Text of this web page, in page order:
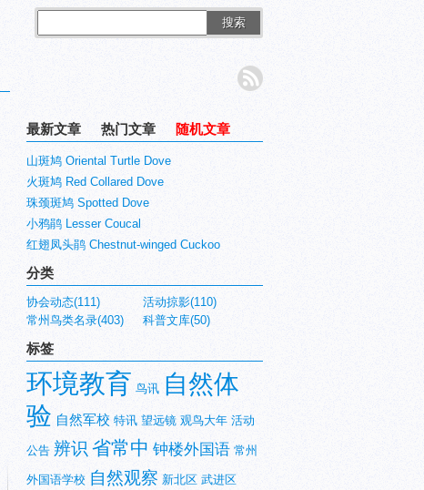
搜索
最新文章 热门文章 随机文章
山斑鸠 Oriental Turtle Dove
火斑鸠 Red Collared Dove
珠颈斑鸠 Spotted Dove
小鸦鹃 Lesser Coucal
红翅凤头鹃 Chestnut-winged Cuckoo
分类
协会动态(111)
活动掠影(110)
常州鸟类名录(403)
科普文库(50)
标签
环境教育 鸟讯 自然体
验 自然军校 特讯 望远镜 观鸟大年 活动
公告 辨识 省常中 钟楼外国语 常州
外国语学校 自然观察 新北区 武进区